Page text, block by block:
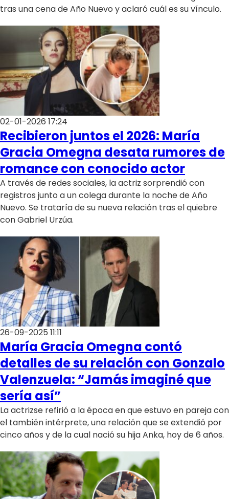
tras una cena de Año Nuevo y aclaró cuál es su vínculo.
02-01-2026 17:24
Recibieron juntos el 2026: María
Gracia Omegna desata rumores de
romance con conocido actor
A través de redes sociales, la actriz sorprendió con
registros junto a un colega durante la noche de Año
Nuevo. Se trataría de su nueva relación tras el quiebre
con Gabriel Urzúa.
26-09-2025 11:11
María Gracia Omegna contó
detalles de su relación con Gonzalo
Valenzuela: “Jamás imaginé que
sería así”
La actrizse refirió a la época en que estuvo en pareja con
el también intérprete, una relación que se extendió por
cinco años y de la cual nació su hija Anka, hoy de 6 años.